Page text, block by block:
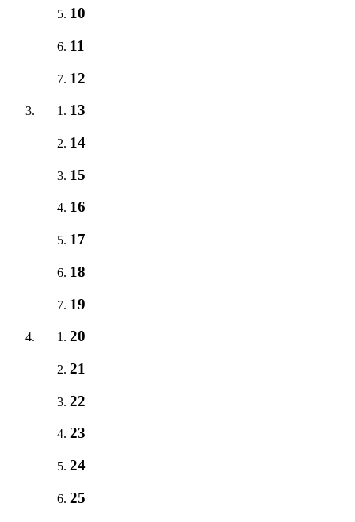
10
11
12
13
14
15
16
17
18
19
20
21
22
23
24
25